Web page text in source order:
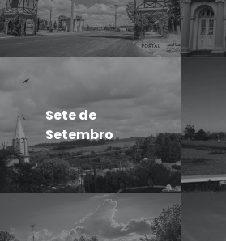
Sete de
Setembro